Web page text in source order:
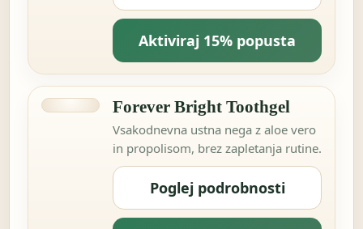
Aktiviraj 15% popusta
Forever Bright Toothgel
Vsakodnevna ustna nega z aloe vero
in propolisom, brez zapletanja rutine.
Poglej podrobnosti